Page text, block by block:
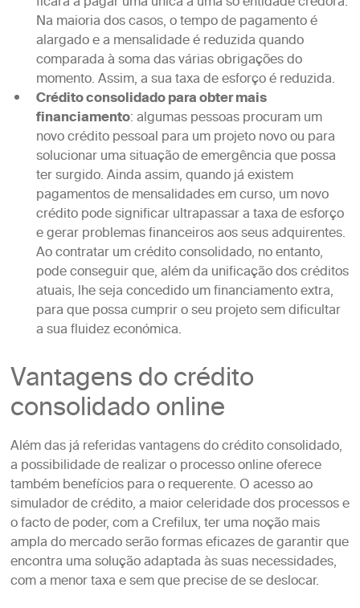
Na maioria dos casos, o tempo de pagamento é
alargado e a mensalidade é reduzida quando
comparada à soma das várias obrigações do
momento. Assim, a sua taxa de esforço é reduzida.
Crédito consolidado para obter mais
financiamento: algumas pessoas procuram um
novo crédito pessoal para um projeto novo ou para
solucionar uma situação de emergência que possa
ter surgido. Ainda assim, quando já existem
pagamentos de mensalidades em curso, um novo
crédito pode significar ultrapassar a taxa de esforço
e gerar problemas financeiros aos seus adquirentes.
Ao contratar um crédito consolidado, no entanto,
pode conseguir que, além da unificação dos créditos
atuais, lhe seja concedido um financiamento extra,
para que possa cumprir o seu projeto sem dificultar
a sua fluidez económica.
Vantagens do crédito
consolidado online
Além das já referidas vantagens do crédito consolidado,
a possibilidade de realizar o processo online oferece
também benefícios para o requerente. O acesso ao
simulador de crédito, a maior celeridade dos processos e
o facto de poder, com a Crefilux, ter uma noção mais
ampla do mercado serão formas eficazes de garantir que
encontra uma solução adaptada às suas necessidades,
com a menor taxa e sem que precise de se deslocar.